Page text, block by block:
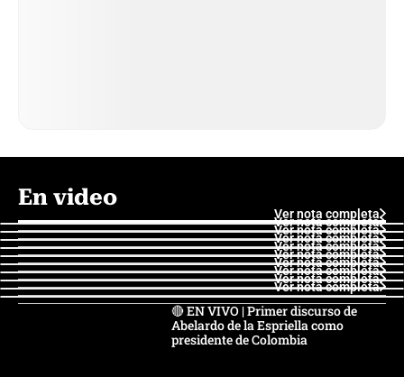
En video
Ver nota completa
Ver nota completa
Ver nota completa
Ver nota completa
Ver nota completa
Ver nota completa
Ver nota completa
Ver nota completa
Ver nota completa
Ver nota completa
🔴 EN VIVO | Primer discurso de
Abelardo de la Espriella como
presidente de Colombia